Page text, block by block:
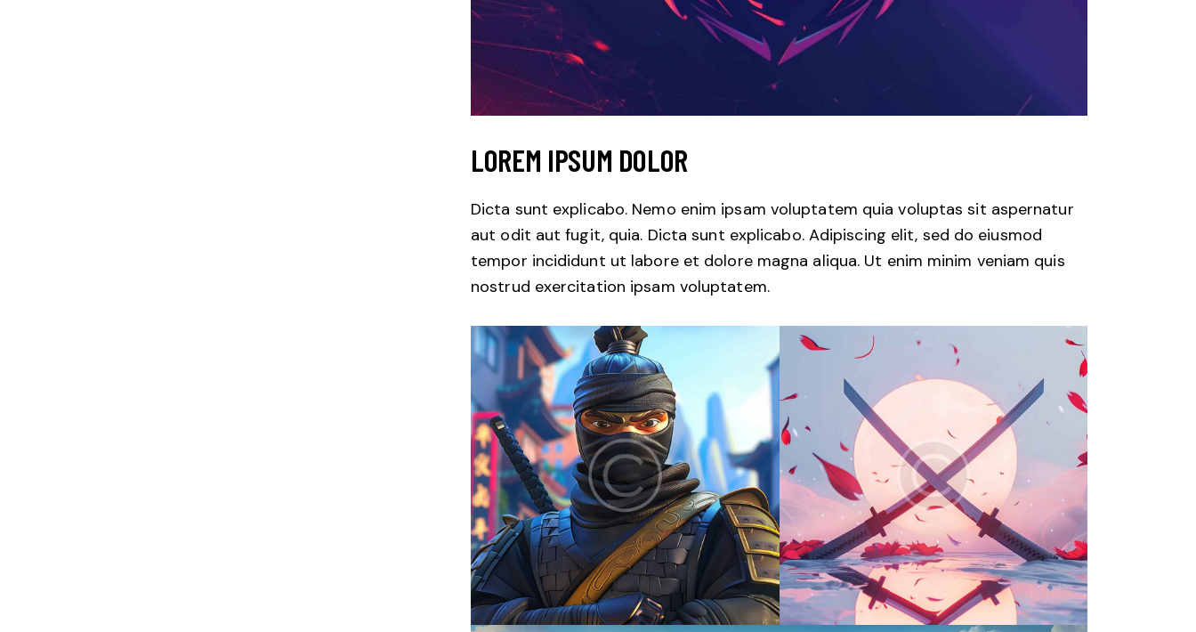
LOREM IPSUM DOLOR
Dicta sunt explicabo. Nemo enim ipsam voluptatem quia voluptas sit aspernatur
aut odit aut fugit, quia. Dicta sunt explicabo. Adipiscing elit, sed do eiusmod
tempor incididunt ut labore et dolore magna aliqua. Ut enim minim veniam quis
nostrud exercitation ipsam voluptatem.